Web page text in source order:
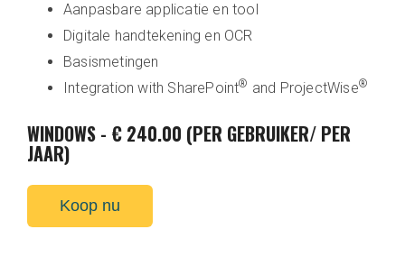
Aanpasbare applicatie en tool
Digitale handtekening en OCR
Basismetingen
Integration with SharePoint® and ProjectWise®
WINDOWS - € 240.00 (PER GEBRUIKER/ PER
JAAR)
Koop nu